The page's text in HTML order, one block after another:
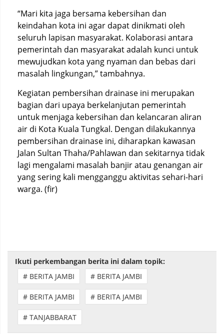
“Mari kita jaga bersama kebersihan dan
keindahan kota ini agar dapat dinikmati oleh
seluruh lapisan masyarakat. Kolaborasi antara
pemerintah dan masyarakat adalah kunci untuk
mewujudkan kota yang nyaman dan bebas dari
masalah lingkungan,” tambahnya.
Kegiatan pembersihan drainase ini merupakan
bagian dari upaya berkelanjutan pemerintah
untuk menjaga kebersihan dan kelancaran aliran
air di Kota Kuala Tungkal. Dengan dilakukannya
pembersihan drainase ini, diharapkan kawasan
Jalan Sultan Thaha/Pahlawan dan sekitarnya tidak
lagi mengalami masalah banjir atau genangan air
yang sering kali mengganggu aktivitas sehari-hari
warga. (fir)
Ikuti perkembangan berita ini dalam topik:
# BERITA JAMBI
# BERITA JAMBI
# BERITA JAMBI # BERITA JAMBI
# TANJABBARAT